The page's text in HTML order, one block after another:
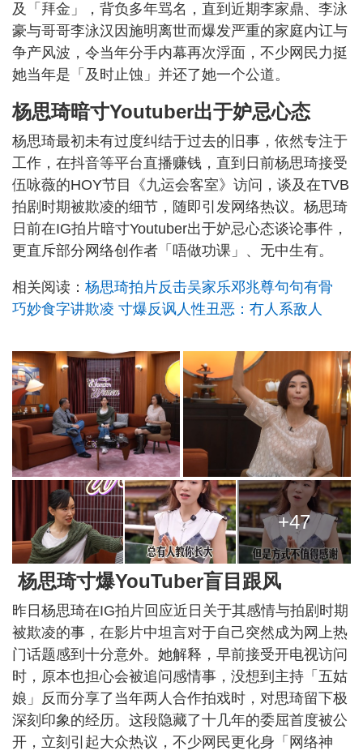
及「拜金」，背负多年骂名，直到近期李家鼎、李泳
豪与哥哥李泳汉因施明离世而爆发严重的家庭内讧与
争产风波，令当年分手内幕再次浮面，不少网民力挺
她当年是「及时止蚀」并还了她一个公道。
杨思琦暗寸Youtuber出于妒忌心态
杨思琦最初未有过度纠结于过去的旧事，依然专注于
工作，在抖音等平台直播赚钱，直到日前杨思琦接受
伍咏薇的HOY节目《九运会客室》访问，谈及在TVB
拍剧时期被欺凌的细节，随即引发网络热议。杨思琦
日前在IG拍片暗寸Youtuber出于妒忌心态谈论事件，
更直斥部分网络创作者「唔做功课」、无中生有。
相关阅读： 杨思琦拍片反击吴家乐邓兆尊句句有骨
巧妙食字讲欺凌 寸爆反讽人性丑恶：冇人系敌人
+47
杨思琦寸爆YouTuber盲目跟风
昨日杨思琦在IG拍片回应近日关于其感情与拍剧时期
被欺凌的事，在影片中坦言对于自己突然成为网上热
门话题感到十分意外。她解释，早前接受开电视访问
时，原本也担心会被追问感情事，没想到主持「五姑
娘」反而分享了当年两人合作拍戏时，对思琦留下极
深刻印象的经历。这段隐藏了十几年的委屈首度被公
开，立刻引起大众热议，不少网民更化身「网络神